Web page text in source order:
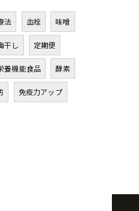
法 血栓 味噌
干し 定期便
養機能食品 酵素
免疫力アップ